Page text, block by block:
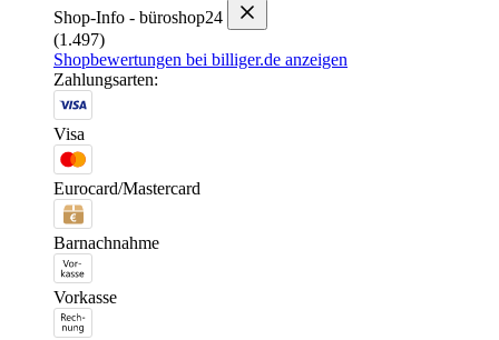
Shop-Info - büroshop24
(1.497)
Shopbewertungen bei billiger.de anzeigen
Zahlungsarten:
Visa
Eurocard/Mastercard
Barnachnahme
Vorkasse